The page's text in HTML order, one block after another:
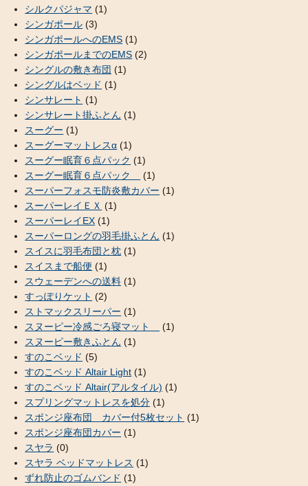
シルクパジャマ (1)
シンガポール (3)
シンガポールへのEMS (1)
シンガポールまでのEMS (2)
シングルの敷き布団 (1)
シングルはベッド (1)
シンサレート (1)
シンサレート掛ふとん (1)
スーグー (1)
スーグーマットレスα (1)
スーグー眠育６点パック (1)
スーグー眠育６点パック
(1)
スーパーフォスモ防炎敷カバー (1)
スーパーレイＥＸ (1)
スーパーレイEX (1)
スーパーロングの羽毛掛ふとん (1)
スイスに羽毛布団と枕 (1)
スイスまで船便 (1)
スウェーデンへの送料 (1)
すっぽりケット (2)
ストマックスリーパー (1)
スヌーピー冷感ごろ寝マット
(1)
スヌーピー敷きふとん (1)
すのこベッド (5)
すのこベッド Altair Light (1)
すのこベッド Altair(アルタイル) (1)
スプリングマットレスを処分 (1)
スポンジ座布団 カバー付5枚セット (1)
スポンジ座布団カバー (1)
スヤラ (0)
スヤラ ベッドマットレス (1)
ずれ防止のゴムバンド (1)